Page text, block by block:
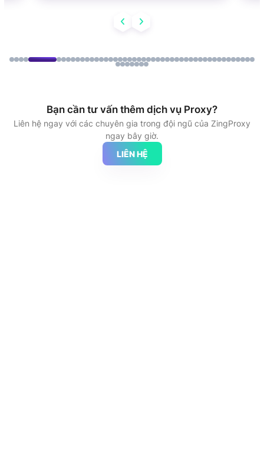
Bạn cần tư vấn thêm dịch vụ Proxy?
Liên hệ ngay với các chuyên gia trong đội ngũ của ZingProxy
ngay bây giờ.
LIÊN HỆ